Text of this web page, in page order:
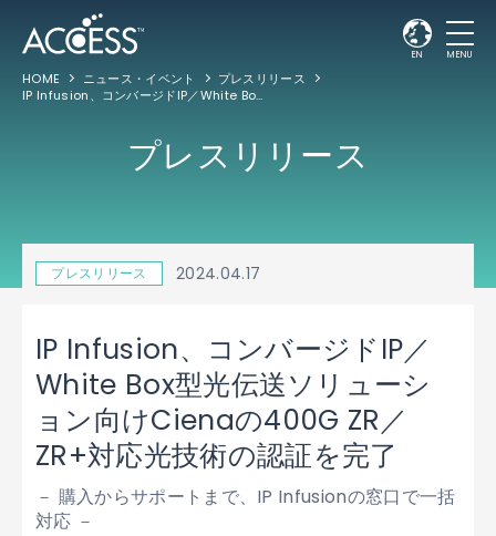
EN MENU
HOME ニュース・イベント
プレスリリース
IP Infusion、コンバージドIP／White Box型光伝送ソリューション向けCienaの400G ZR／ZR+対応光技術の認証を完了
プレスリリース
プレスリリース 2024.04.17
IP Infusion、コンバージドIP／
White Box型光伝送ソリューシ
ョン向けCienaの400G ZR／
ZR+対応光技術の認証を完了
－ 購入からサポートまで、IP Infusionの窓口で一括
対応 －